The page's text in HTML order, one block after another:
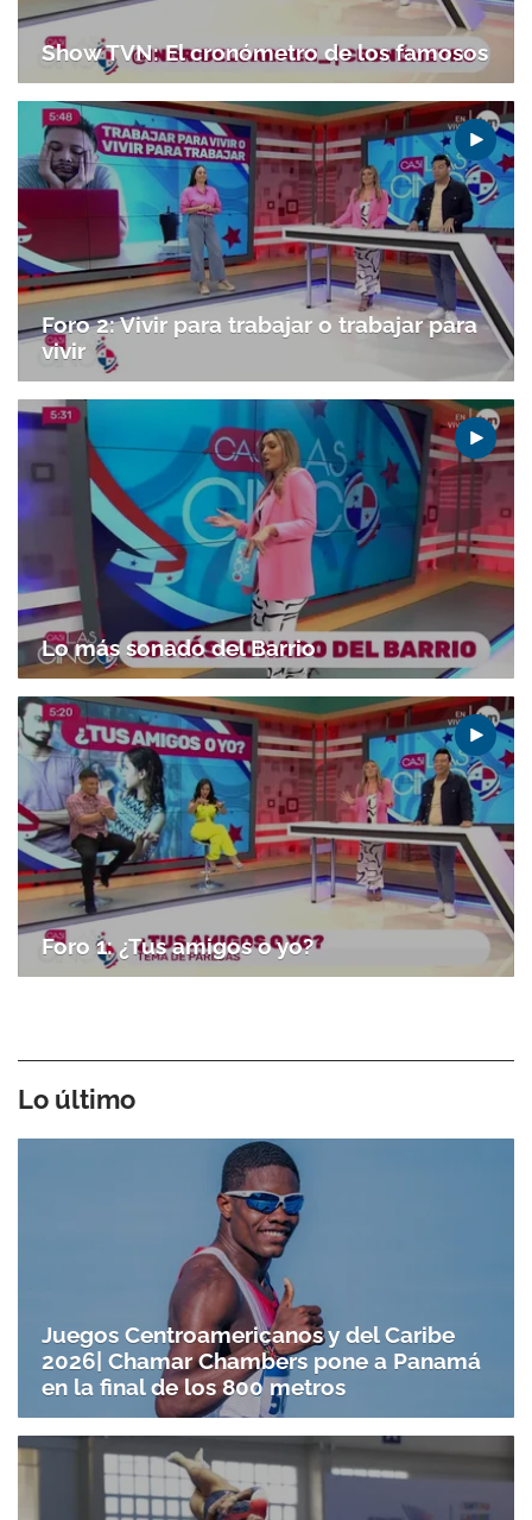
Gracias por suscribirte a nuestro boletín.
ACEPTAR
Show TVN: El cronómetro de los famosos
Foro 2: Vivir para trabajar o trabajar para
vivir
Lo más sonado del Barrio
Foro 1: ¿Tus amigos o yo?
Lo último
Juegos Centroamericanos y del Caribe
2026| Chamar Chambers pone a Panamá
en la final de los 800 metros